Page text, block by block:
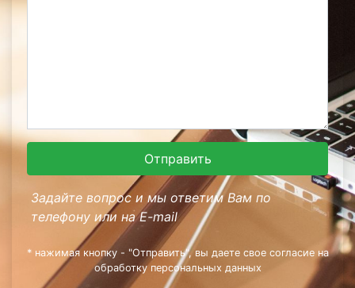
Отправить
Задайте вопрос и мы ответим Вам по
телефону или на E-mail
* нажимая кнопку - "Отправить", вы даете свое согласие на
обработку персональных данных